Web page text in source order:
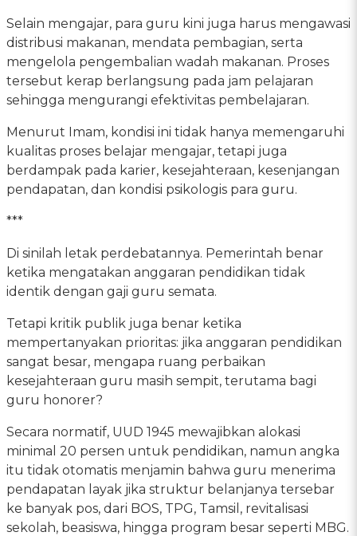
Selain mengajar, para guru kini juga harus mengawasi
distribusi makanan, mendata pembagian, serta
mengelola pengembalian wadah makanan. Proses
tersebut kerap berlangsung pada jam pelajaran
sehingga mengurangi efektivitas pembelajaran.
Menurut Imam, kondisi ini tidak hanya memengaruhi
kualitas proses belajar mengajar, tetapi juga
berdampak pada karier, kesejahteraan, kesenjangan
pendapatan, dan kondisi psikologis para guru.
***
Di sinilah letak perdebatannya. Pemerintah benar
ketika mengatakan anggaran pendidikan tidak
identik dengan gaji guru semata.
Tetapi kritik publik juga benar ketika
mempertanyakan prioritas: jika anggaran pendidikan
sangat besar, mengapa ruang perbaikan
kesejahteraan guru masih sempit, terutama bagi
guru honorer?
Secara normatif, UUD 1945 mewajibkan alokasi
minimal 20 persen untuk pendidikan, namun angka
itu tidak otomatis menjamin bahwa guru menerima
pendapatan layak jika struktur belanjanya tersebar
ke banyak pos, dari BOS, TPG, Tamsil, revitalisasi
sekolah, beasiswa, hingga program besar seperti MBG.